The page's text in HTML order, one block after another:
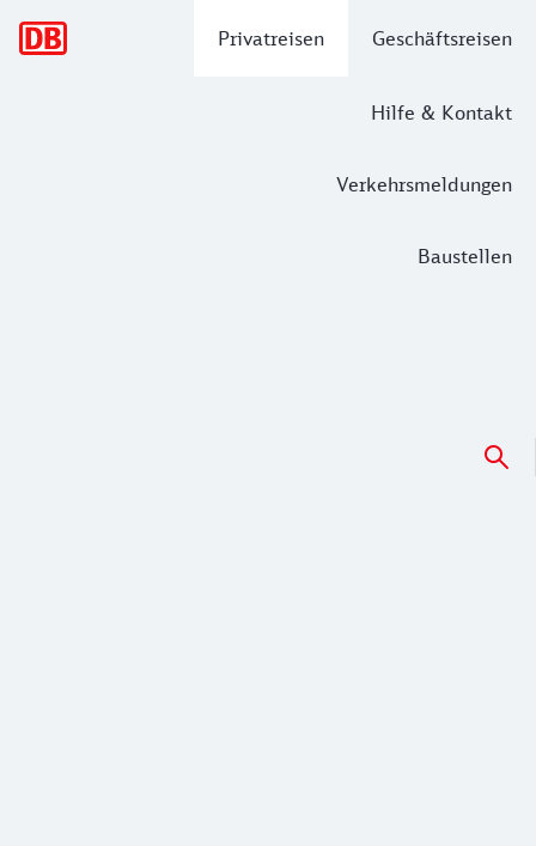
Privatreisen Geschäftsreisen
Hilfe & Kontakt
Verkehrsmeldungen
Baustellen